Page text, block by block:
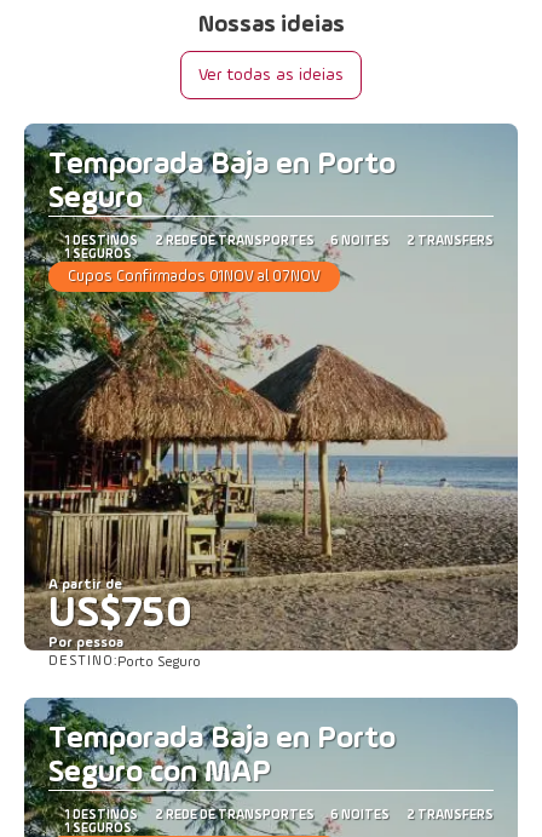
Nossas ideias
Ver todas as ideias
Temporada Baja en Porto
Seguro
1 DESTINOS 2 REDE DE TRANSPORTES 6 NOITES
2 TRANSFERS
1 SEGUROS
Cupos Confirmados 01NOV al 07NOV
A partir de
US$750
Por pessoa
DESTINO:Porto Seguro
Temporada Baja en Porto
Seguro con MAP
1 DESTINOS 2 REDE DE TRANSPORTES 6 NOITES
2 TRANSFERS
1 SEGUROS